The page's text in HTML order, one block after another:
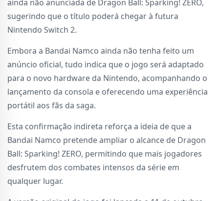
ainda não anunciada de Dragon Ball: Sparking! ZERO,
sugerindo que o título poderá chegar à futura
Nintendo Switch 2.
Embora a Bandai Namco ainda não tenha feito um
anúncio oficial, tudo indica que o jogo será adaptado
para o novo hardware da Nintendo, acompanhando o
lançamento da consola e oferecendo uma experiência
portátil aos fãs da saga.
Esta confirmação indireta reforça a ideia de que a
Bandai Namco pretende ampliar o alcance de Dragon
Ball: Sparking! ZERO, permitindo que mais jogadores
desfrutem dos combates intensos da série em
qualquer lugar.